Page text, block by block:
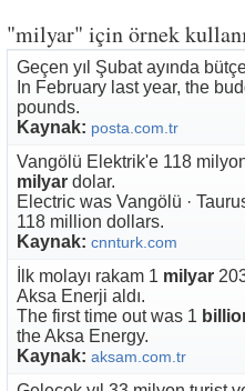
"milyar" için örnek
Geçen yıl Şubat ayında
In February last year, the
pounds.
Kaynak: posta.com.tr
Vangölü Elektrik'e 118
milyar dolar.
Electric was Vangölü ·
118 million dollars.
Kaynak: cnnturk.com
İlk molayı rakam 1 milyar
Aksa Enerji aldı.
The first time out was 1
the Aksa Energy.
Kaynak: aksam.com.tr